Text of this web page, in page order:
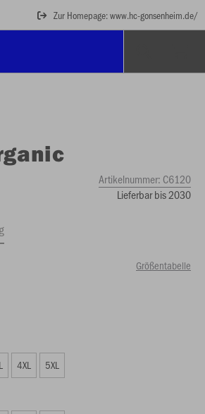
Zur Homepage: www.hc-gonsenheim.de/
Artikelnummer: C6120
Lieferbar bis 2030
Größentabelle
4XL 5XL